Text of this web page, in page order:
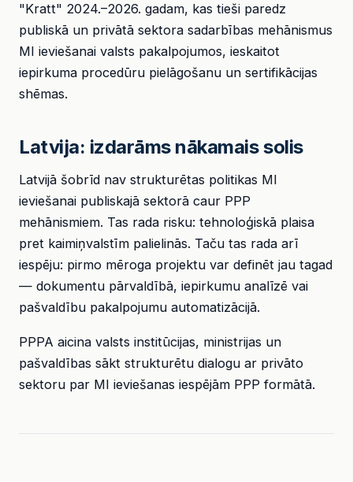
"Kratt" 2024.–2026. gadam, kas tieši paredz
publiskā un privātā sektora sadarbības mehānismus
MI ieviešanai valsts pakalpojumos, ieskaitot
iepirkuma procedūru pielāgošanu un sertifikācijas
shēmas.
Latvija: izdarāms nākamais solis
Latvijā šobrīd nav strukturētas politikas MI
ieviešanai publiskajā sektorā caur PPP
mehānismiem. Tas rada risku: tehnoloģiskā plaisa
pret kaimiņvalstīm palielinās. Taču tas rada arī
iespēju: pirmo mēroga projektu var definēt jau tagad
— dokumentu pārvaldībā, iepirkumu analīzē vai
pašvaldību pakalpojumu automatizācijā.
PPPA aicina valsts institūcijas, ministrijas un
pašvaldības sākt strukturētu dialogu ar privāto
sektoru par MI ieviešanas iespējām PPP formātā.